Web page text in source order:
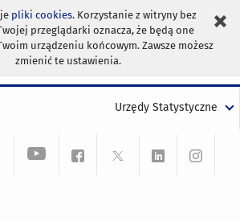
pliki cookies. Korzystanie z witryny bez
przeglądarki oznacza, że będą one
urządzeniu końcowym. Zawsze możesz
zmienić te ustawienia.
Urzędy Statystyczne